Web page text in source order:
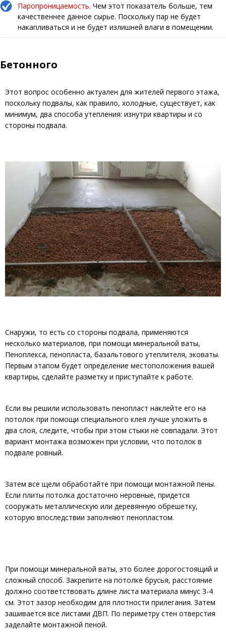
Паропроницаемость. Чем этот показатель больше, тем
качественнее данное сырье. Поскольку пар не будет
накапливаться и не будет излишней влаги в помещении.
Бетонного
Этот вопрос особенно актуален для жителей первого этажа,
поскольку подвалы, как правило, холодные, существует, как
минимум, два способа утепления: изнутри квартиры и со
стороны подвала.
Снаружи, то есть со стороны подвала, применяются
несколько материалов, при помощи минеральной ваты,
Пеноплекса, пенопласта, базальтового утеплителя, эковаты.
Первым этапом будет определение местоположения вашей
квартиры, сделайте разметку и приступайте к работе.
Если вы решили использовать пенопласт наклейте его на
потолок при помощи специального клея лучше уложить в
два слоя, следите, чтобы при этом стыки не совпадали. Этот
вариант монтажа возможен при условии, что потолок в
подвале ровный.
Затем все щели обработайте при помощи монтажной пены.
Если плиты потолка достаточно неровные, придется
сооружать металлическую или деревянную обрешетку,
которую впоследствии заполняют пенопластом.
При помощи минеральной ваты, это более дорогостоящий и
сложный способ. Закрепите на потолке брусья, расстояние
должно соответствовать длине листа материала минус 3-4
см. Этот зазор необходим для плотности прилегания. Затем
зашивается все листами ДВП. По периметру стен отверстия
заделайте монтажной пеной.